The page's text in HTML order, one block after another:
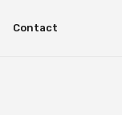
Contact